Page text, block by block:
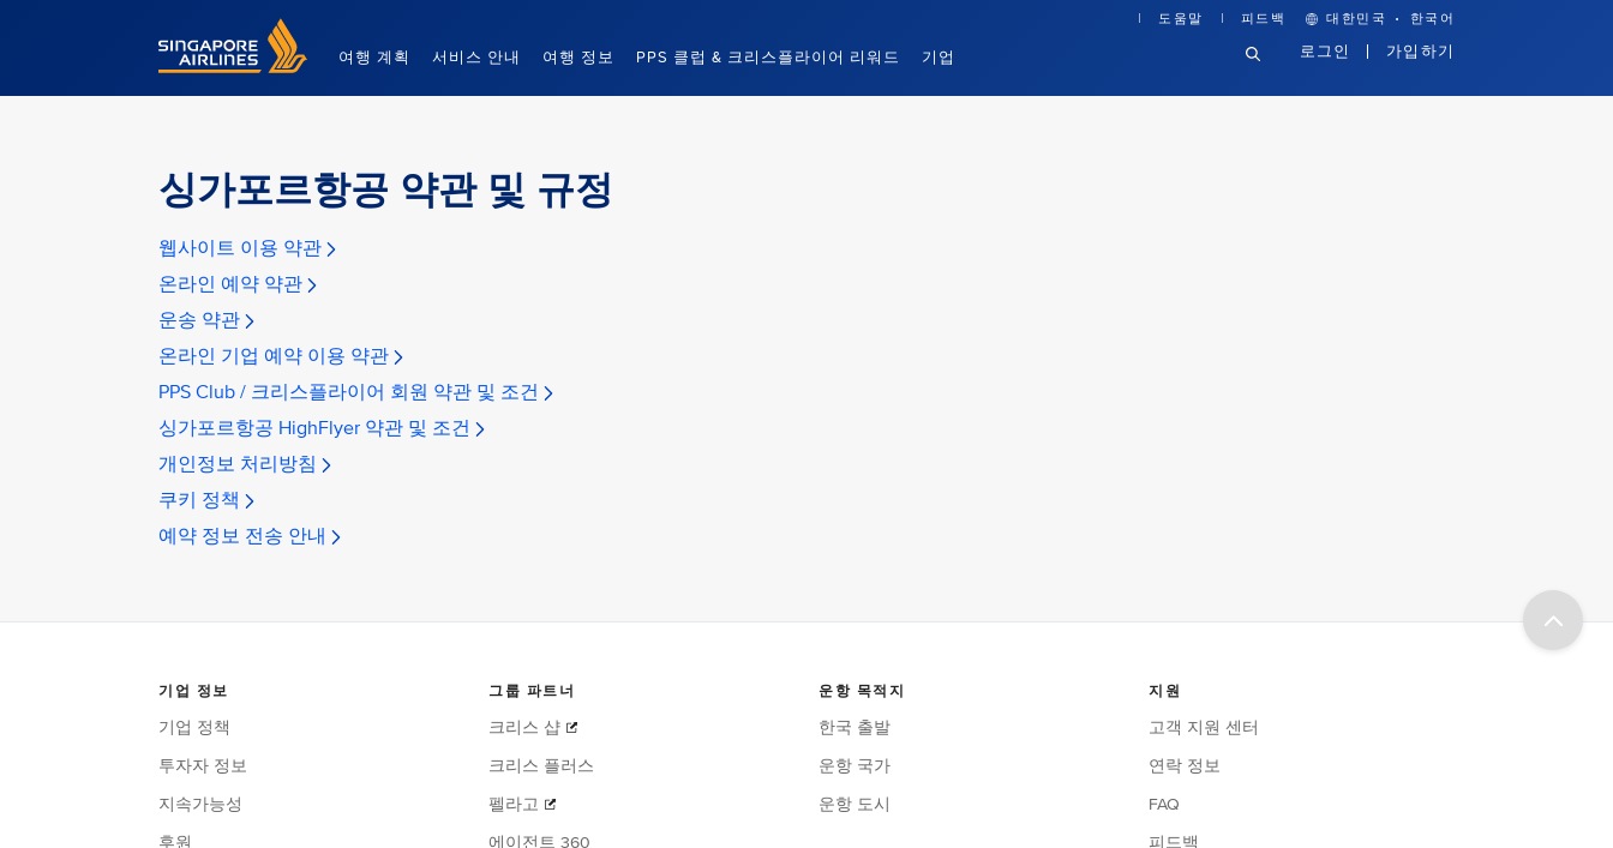
Singapore Airlines Home
여행 계획 서비스 안내 여행 정보 PPS 클럽 & 크리스플라이어 리워드 기업
도움말 피드백 대한민국 · 한국어
로그인 가입하기
싱가포르항공 약관 및 규정
웹사이트 이용 약관
온라인 예약 약관
운송 약관
온라인 기업 예약 이용 약관
PPS Club / 크리스플라이어 회원 약관 및 조건
싱가포르항공 HighFlyer 약관 및 조건
개인정보 처리방침
쿠키 정책
예약 정보 전송 안내